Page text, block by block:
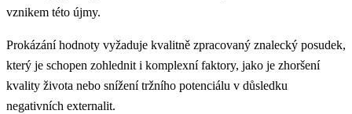
vznikem této újmy.
Prokázání hodnoty vyžaduje kvalitně zpracovaný znalecký posudek,
který je schopen zohlednit i komplexní faktory, jako je zhoršení
kvality života nebo snížení tržního potenciálu v důsledku
negativních externalit.